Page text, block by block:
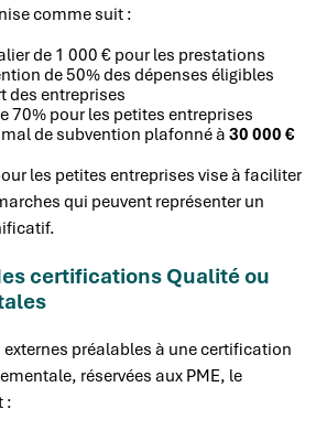
comme suit :
de 1 000 € pour les prestations
de 50% des dépenses éligibles
des entreprises
70% pour les petites entreprises
de subvention plafonné à30 000 €
les petites entreprises vise à faciliter
qui peuvent représenter un
certifications Qualité ou
préalables à une certification
réservées aux PME, le
: